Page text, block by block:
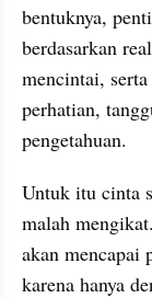
bentuknya,
berdasarkan
mencintai,
perhatian,
pengetahuan.
Untuk itu cinta
malah
akan mencapai
karena hanya